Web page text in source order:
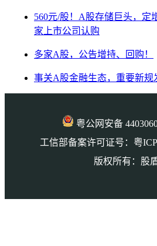
560元/股！A股存储巨头，定
家上市公司认购
多家A股，公告增持、回购！
事关A股金融生态，重要新规
粤公网安备
工信部备案许可证号：粤
版权所有：股